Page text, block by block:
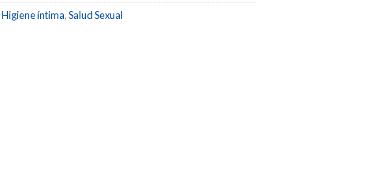
Higiene íntima,Salud Sexual